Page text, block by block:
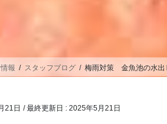
報 スタッフブログ 梅雨対策 金魚池の水出
21日 / 最終更新日 :2025年5月21日